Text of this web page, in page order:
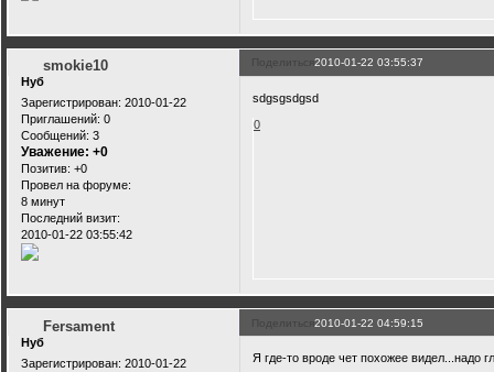
Поделиться2010-01-22 03:55:37
smokie10
Нуб
Зарегистрирован: 2010-01-22
Приглашений: 0
Сообщений: 3
Уважение: +0
Позитив: +0
Провел на форуме:
8 минут
Последний визит:
2010-01-22 03:55:42
sdgsgsdgsd
0
Поделиться2010-01-22 04:59:15
Fersament
Нуб
Зарегистрирован: 2010-01-22
Я где-то вроде чет похожее видел...надо